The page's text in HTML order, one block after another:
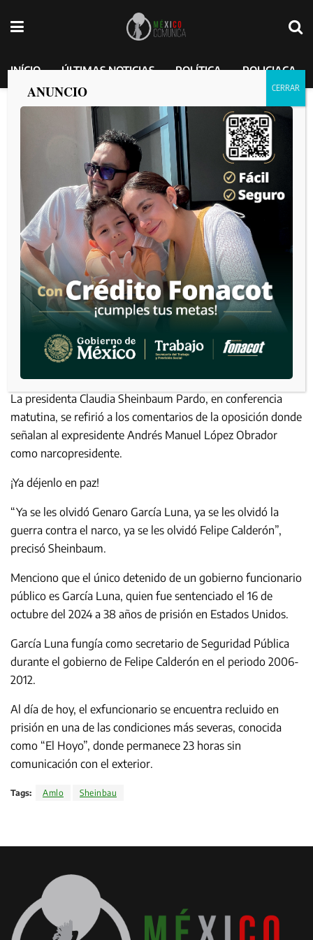
INÍCIO ÚLTIMAS NOTICIAS POLÍTICA POLICIACA
¡Ya Déjenlo en Paz!: Sheinbaum defiende
a AMLO y recuerda a García Luna.
por MEXICO COMUNICA 2025-03-14
La presidenta Claudia Sheinbaum Pardo, en conferencia
matutina, se refirió a los comentarios de la oposición donde
señalan al expresidente Andrés Manuel López Obrador
como narcopresidente.
¡Ya déjenlo en paz!
“Ya se les olvidó Genaro García Luna, ya se les olvidó la
guerra contra el narco, ya se les olvidó Felipe Calderón”,
precisó Sheinbaum.
Menciono que el único detenido de un gobierno funcionario
público es García Luna, quien fue sentenciado el 16 de
octubre del 2024 a 38 años de prisión en Estados Unidos.
García Luna fungía como secretario de Seguridad Pública
durante el gobierno de Felipe Calderón en el periodo 2006-
2012.
Al día de hoy, el exfuncionario se encuentra recluido en
prisión en una de las condiciones más severas, conocida
como “El Hoyo”, donde permanece 23 horas sin
comunicación con el exterior.
Tags: Amlo Sheinbau
ANUNCIO